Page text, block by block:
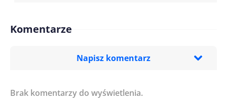
Komentarze
Napisz komentarz
Imię/ Nick*
Brak komentarzy do wyświetlenia.